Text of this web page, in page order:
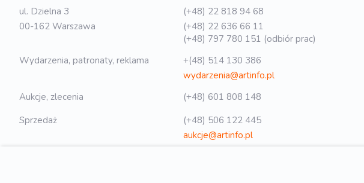
ul. Dzielna 3
00-162 Warszawa
(+48) 22 818 94 68
(+48) 22 636 66 11
(+48) 797 780 151 (odbiór prac)
Wydarzenia, patronaty, reklama
+(48) 514 130 386
wydarzenia@artinfo.pl
Aukcje, zlecenia
(+48) 601 808 148
Sprzedaż
(+48) 506 122 445
aukcje@artinfo.pl